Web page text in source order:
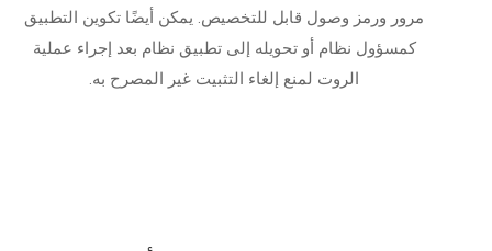
مرور ورمز وصول قابل للتخصيص. يمكن أيضًا تكوين التطبيق
كمسؤول نظام أو تحويله إلى تطبيق نظام بعد إجراء عملية
الروت لمنع إلغاء التثبيت غير المصرح به.